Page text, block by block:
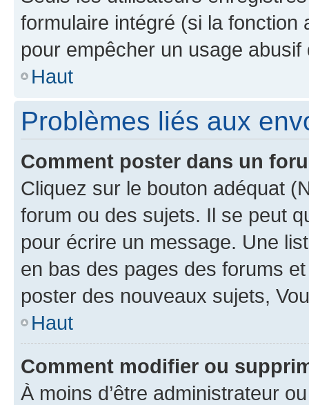
formulaire intégré (si la fonction
pour empêcher un usage
Haut
Problèmes liés aux
Comment poster dans un
Cliquez sur le bouton adéquat
forum ou des sujets. Il se peut
pour écrire un message. Une
en bas des pages des forums
poster des nouveaux sujets,
Haut
Comment modifier ou
À moins d’être administrateur